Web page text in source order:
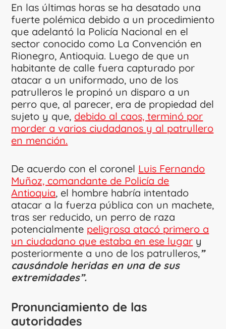
En las últimas horas se ha desatado una
fuerte polémica debido a un procedimiento
que adelantó la Policía Nacional en el
sector conocido como La Convención en
Rionegro, Antioquia. Luego de que un
habitante de calle fuera capturado por
atacar a un uniformado, uno de los
patrulleros le propinó un disparo a un
perro que, al parecer, era de propiedad del
sujeto y que, debido al caos, terminó por
morder a varios ciudadanos y al patrullero
en mención.
De acuerdo con el coronel Luis Fernando
Muñoz, comandante de Policía de
Antioquia, el hombre habría intentado
atacar a la fuerza pública con un machete,
tras ser reducido, un perro de raza
potencialmente peligrosa atacó primero a
un ciudadano que estaba en ese lugar y
posteriormente a uno de los patrulleros,”
causándole heridas en una de sus
extremidades”.
Pronunciamiento de las
autoridades